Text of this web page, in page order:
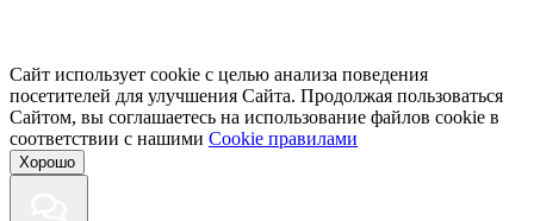
Сайт использует cookie с целью анализа поведения
посетителей для улучшения Сайта. Продолжая пользоваться
Сайтом, вы соглашаетесь на использование файлов cookie в
соответствии с нашими Cookiе правилами
Хорошо